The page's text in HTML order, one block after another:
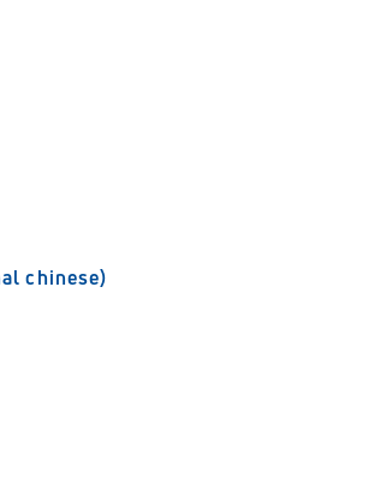
chinese)